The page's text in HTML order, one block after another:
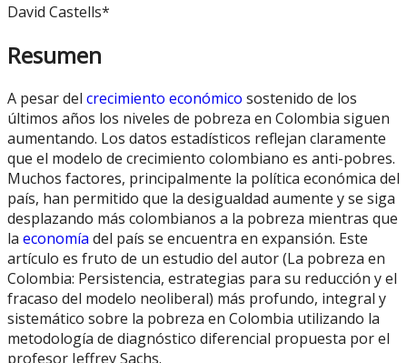
David Castells*
Resumen
A pesar del crecimiento económico sostenido de los
últimos años los niveles de pobreza en Colombia siguen
aumentando. Los datos estadísticos reflejan claramente
que el modelo de crecimiento colombiano es anti-pobres.
Muchos factores, principalmente la política económica del
país, han permitido que la desigualdad aumente y se siga
desplazando más colombianos a la pobreza mientras que
la economía del país se encuentra en expansión. Este
artículo es fruto de un estudio del autor (La pobreza en
Colombia: Persistencia, estrategias para su reducción y el
fracaso del modelo neoliberal) más profundo, integral y
sistemático sobre la pobreza en Colombia utilizando la
metodología de diagnóstico diferencial propuesta por el
profesor Jeffrey Sachs.